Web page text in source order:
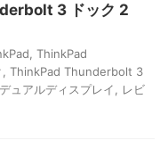
3 ドック 2
ThinkPad
ThinkPad Thunderbolt 3
デュアルディスプレイ
レビ